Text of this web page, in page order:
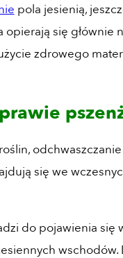
pola jesienią,
się głównie
zdrowego
się we
do pojawienia się